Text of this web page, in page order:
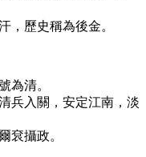
，歷史稱為後金。
為清。
兵入關，安定江南，淡
袞攝政。